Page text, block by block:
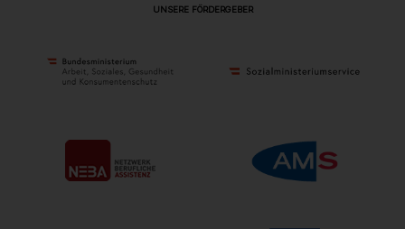
UNSERE FÖRDERGEBER